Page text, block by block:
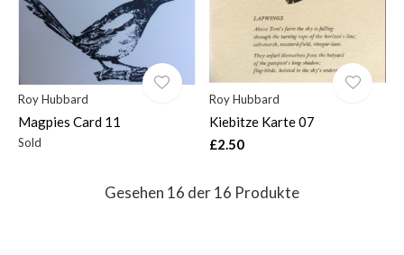
Roy Hubbard
Magpies Card 11
Sold
Roy Hubbard
Kiebitze Karte 07
£2.50
Gesehen 16 der 16 Produkte